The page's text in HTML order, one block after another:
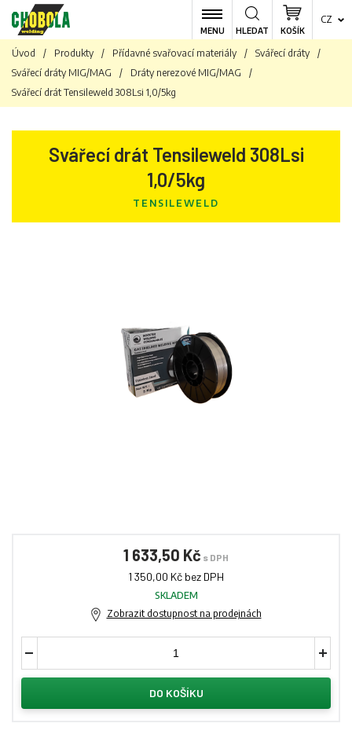
MENU KOŠÍK
CZ
HLEDAT
Úvod / Produkty / Přídavné svařovací materiály / Svářecí dráty
/
Svářecí dráty MIG/MAG
/ Dráty nerezové MIG/MAG
/
Svářecí drát Tensileweld 308Lsi 1,0/5kg
Svářecí drát Tensileweld 308Lsi
1,0/5kg
TENSILEWELD
1 633,50 Kč s DPH
1 350,00 Kč bez DPH
SKLADEM
Zobrazit dostupnost na prodejnách
DO KOŠÍKU